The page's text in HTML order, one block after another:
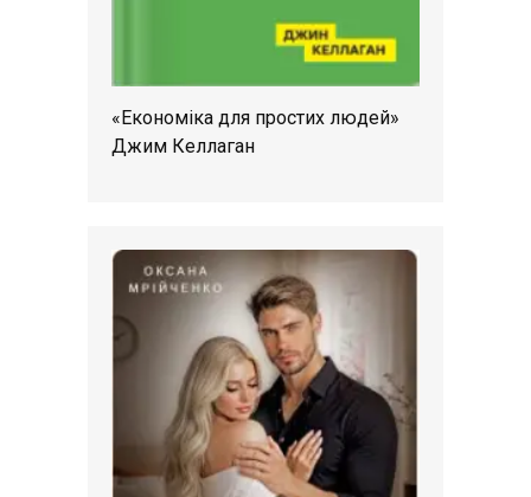
«Економіка для простих людей»
Джим Келлаган